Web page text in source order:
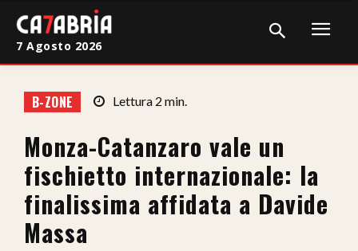
Cronaca
Giudiziaria
Politica
Sport
7 Agosto 2026
B-ZONE Lettura 2 min.
Monza-Catanzaro vale un
fischietto internazionale: la
finalissima affidata a Davide
Massa